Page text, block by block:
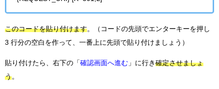
このコードを貼り付けます。（コードの先頭でエンターキーを押し
3 行分の空白を作って、一番上に先頭で貼り付けましょう）
貼り付けたら、右下の「確認画面へ進む 」に行き 確定させましょ
う。